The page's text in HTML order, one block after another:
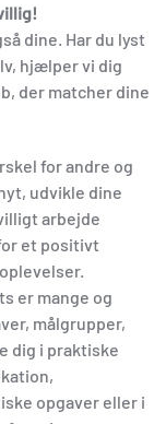
dine. Har du lyst
hjælper vi dig
der matcher dine
for andre og
udvikle dine
arbejde
et positivt
er mange og
målgrupper,
dig i praktiske
opgaver eller i